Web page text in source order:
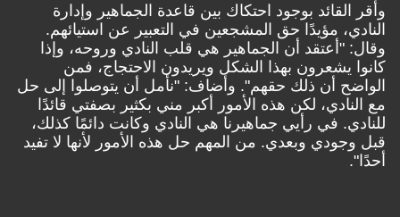
وأقر القائد بوجود احتكاك بين قاعدة الجماهير وإدارة
النادي، مؤيدًا حق المشجعين في التعبير عن استيائهم.
وقال: "أعتقد أن الجماهير هي قلب النادي وروحه، وإذا
كانوا يشعرون بهذا الشكل ويريدون الاحتجاج، فمن
الواضح أن ذلك حقهم". وأضاف: "نأمل أن يتوصلوا إلى حل
مع النادي، لكن هذه الأمور أكبر مني بكثير بصفتي قائدًا
للنادي. في رأيي جماهيرنا هي النادي وكانت دائمًا كذلك،
قبل وجودي وبعدي. من المهم حل هذه الأمور لأنها لا تفيد
أحدًا".